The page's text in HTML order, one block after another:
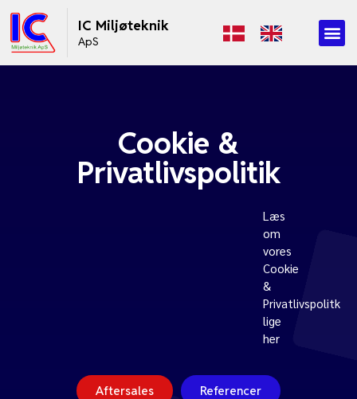
IC Miljøteknik
ApS
Cookie &
Privatlivspolitik
Læs
om
vores
Cookie
&
Privatlivspolitk
lige
her
Aftersales Referencer